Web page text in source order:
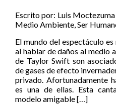
Escrito por: Luis Moctezuma
Medio Ambiente,Ser
El mundo del espectáculo
al hablar de daños al medio
de Taylor Swift son
de gases de efecto
privado. Afortunadamente
es una de ellas. Esta
modelo amigable […]